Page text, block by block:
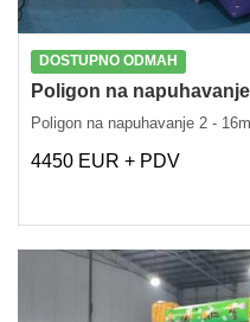
DOSTUPNO ODMAH
Poligon na
Poligon na napuhavanje 2 -
4450 EUR + PDV